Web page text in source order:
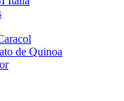
de Quinoa